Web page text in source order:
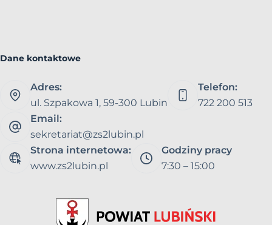
Dane kontaktowe
Adres:
ul. Szpakowa 1, 59-300 Lubin
Telefon:
722 200 513
Email:
sekretariat@zs2lubin.pl
Strona internetowa:
www.zs2lubin.pl
Godziny pracy
7:30 – 15:00